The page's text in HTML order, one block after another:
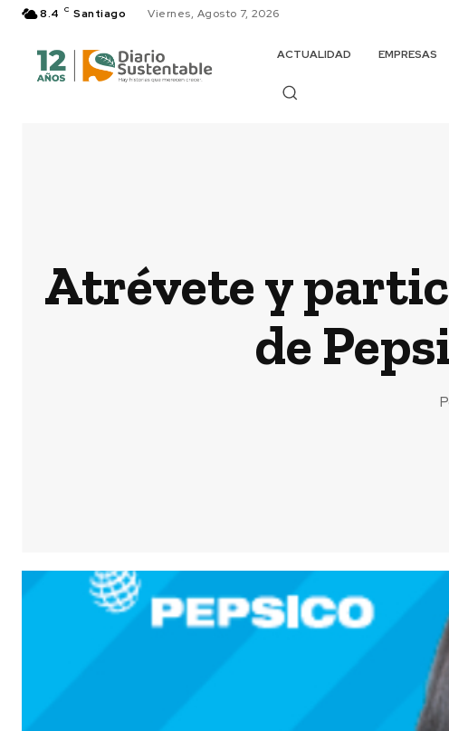
8.4 C Santiago Viernes, Agosto 7, 2026
ACTUALIDAD EMPRESAS
Atrévete y
de